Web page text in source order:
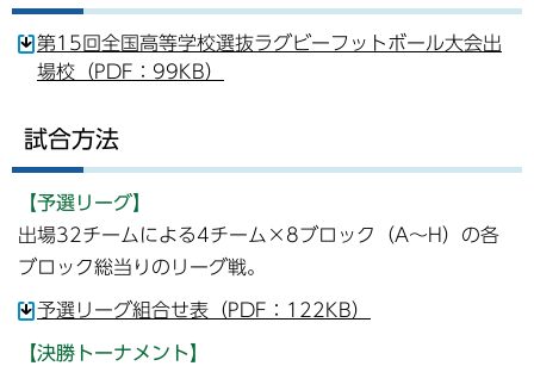
第15回全国高等学校選抜ラグビーフットボール大会出
場校（PDF：99KB）
試合方法
【予選リーグ】
出場32チームによる4チーム×8ブロック（A～H）の各
ブロック総当りのリーグ戦。
予選リーグ組合せ表（PDF：122KB）
【決勝トーナメント】